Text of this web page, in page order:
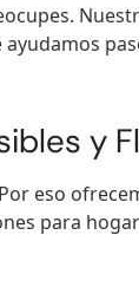
y
eso
para